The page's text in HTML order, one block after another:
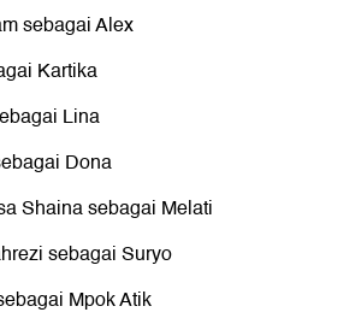
sebagai Alex
Kartika
Lina
Dona
Shaina sebagai Melati
sebagai Suryo
Mpok Atik